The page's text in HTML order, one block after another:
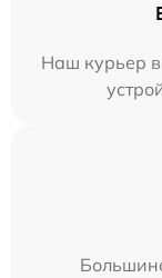
Наш курьер в